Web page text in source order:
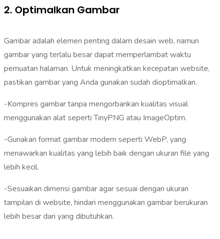
2. Optimalkan Gambar
Gambar adalah elemen penting dalam desain web, namun
gambar yang terlalu besar dapat memperlambat waktu
pemuatan halaman. Untuk meningkatkan kecepatan website,
pastikan gambar yang Anda gunakan sudah dioptimalkan.
-Kompres gambar tanpa mengorbankan kualitas visual
menggunakan alat seperti TinyPNG atau ImageOptim.
-Gunakan format gambar modern seperti WebP, yang
menawarkan kualitas yang lebih baik dengan ukuran file yang
lebih kecil.
-Sesuaikan dimensi gambar agar sesuai dengan ukuran
tampilan di website, hindari menggunakan gambar berukuran
lebih besar dari yang dibutuhkan.